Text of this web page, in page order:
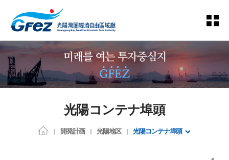
光陽コンテナ埠頭
開発計画 光陽地区 光陽コンテナ埠頭